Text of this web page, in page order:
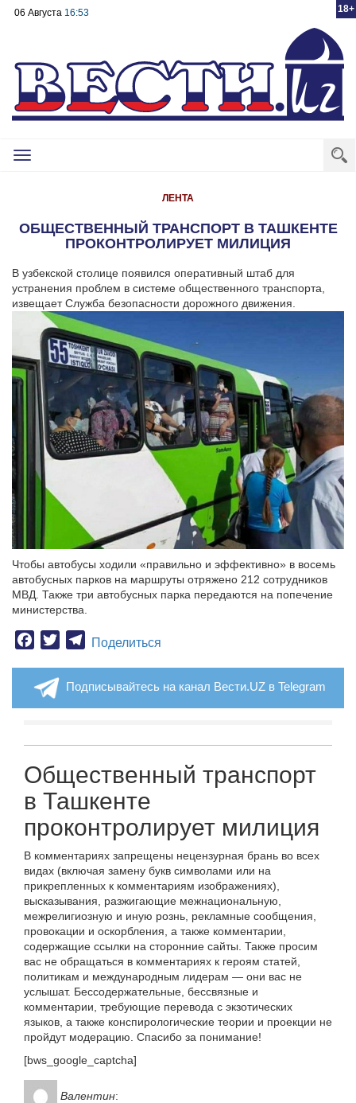
18+
06 Августа 16:53
Toggle
ЛЕНТА
ОБЩЕСТВЕННЫЙ ТРАНСПОРТ В ТАШКЕНТЕ
ПРОКОНТРОЛИРУЕТ МИЛИЦИЯ
В узбекской столице появился оперативный штаб для
устранения проблем в системе общественного транспорта,
извещает Служба безопасности дорожного движения.
Чтобы автобусы ходили «правильно и эффективно» в восемь
автобусных парков на маршруты отряжено 212 сотрудников
МВД. Также три автобусных парка передаются на попечение
министерства.
Facebook
TwitterTelegram
Поделиться
Подписывайтесь на канал Вести.UZ в Telegram
Общественный транспорт
в Ташкенте
проконтролирует милиция
В комментариях запрещены нецензурная брань во всех
видах (включая замену букв символами или на
прикрепленных к комментариям изображениях),
высказывания, разжигающие межнациональную,
межрелигиозную и иную рознь, рекламные сообщения,
провокации и оскорбления, а также комментарии,
содержащие ссылки на сторонние сайты. Также просим
вас не обращаться в комментариях к героям статей,
политикам и международным лидерам — они вас не
услышат. Бессодержательные, бессвязные и
комментарии, требующие перевода с экзотических
языков, а также конспирологические теории и проекции не
пройдут модерацию. Спасибо за понимание!
[bws_google_captcha]
Валентин: